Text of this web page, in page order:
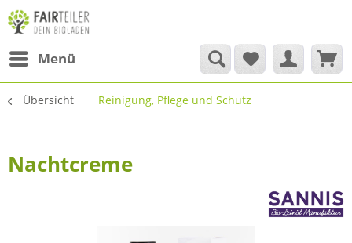
Menü
Übersicht Reinigung, Pflege und Schutz
Nachtcreme